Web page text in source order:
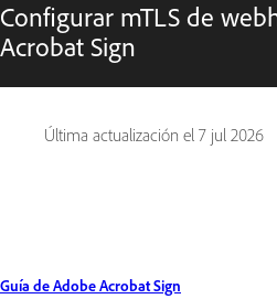
Configurar mTLS de
Acrobat Sign
Última actualización el 7 jul 2026
Guía de Adobe Acrobat Sign